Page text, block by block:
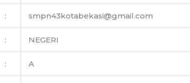
: smpn43kotabekasi@gmail.com
: NEGERI
: A